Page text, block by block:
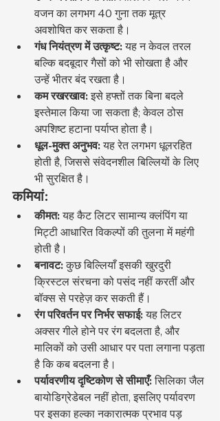
वजन का लगभग 40 गुना तक मूत्र
अवशोषित कर सकता है।
गंध नियंत्रण में उत्कृष्ट: यह न केवल तरल
बल्कि बदबूदार गैसों को भी सोखता है और
उन्हें भीतर बंद रखता है।
कम रखरखाव: इसे हफ्तों तक बिना बदले
इस्तेमाल किया जा सकता है; केवल ठोस
अपशिष्ट हटाना पर्याप्त होता है।
धूल-मुक्त अनुभव: यह रेत लगभग धूलरहित
होती है, जिससे संवेदनशील बिल्लियों के लिए
भी सुरक्षित है।
कमियां:
कीमत: यह कैट लिटर सामान्य क्लंपिंग या
मिट्टी आधारित विकल्पों की तुलना में महंगी
होती है।
बनावट: कुछ बिल्लियाँ इसकी खुरदुरी
क्रिस्टल संरचना को पसंद नहीं करतीं और
बॉक्स से परहेज़ कर सकती हैं।
रंग परिवर्तन पर निर्भर सफाई: यह लिटर
अक्सर गीले होने पर रंग बदलता है, और
मालिकों को उसी आधार पर पता लगाना पड़ता
है कि कब बदलना है।
पर्यावरणीय दृष्टिकोण से सीमाएँ: सिलिका जैल
बायोडिग्रेडेबल नहीं होता, इसलिए पर्यावरण
पर इसका हल्का नकारात्मक प्रभाव पड़